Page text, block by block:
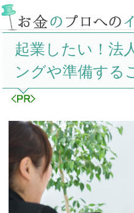
起業したい！法
ングや準備する